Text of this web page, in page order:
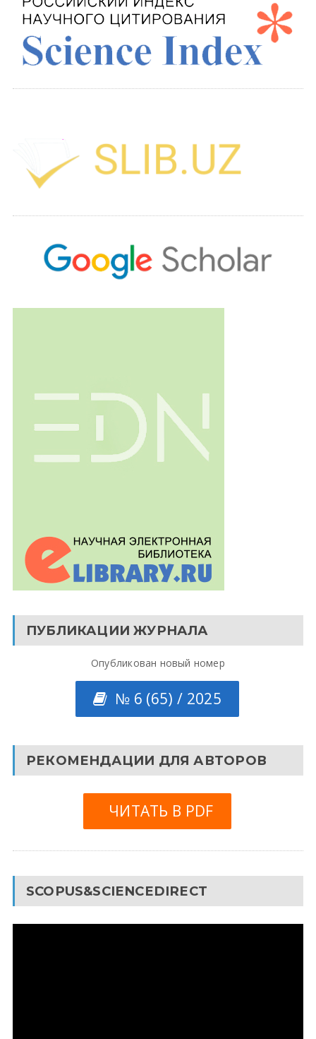
ПУБЛИКАЦИИ ЖУРНАЛА
Опубликован новый номер
№ 6 (65) / 2025
РЕКОМЕНДАЦИИ ДЛЯ АВТОРОВ
ЧИТАТЬ В PDF
SCOPUS&SCIENCEDIRECT